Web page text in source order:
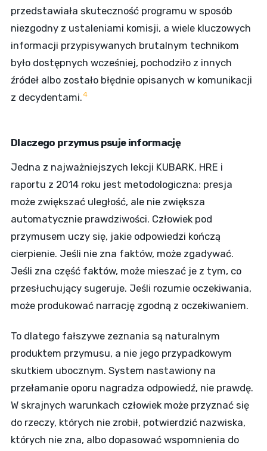
przedstawiała skuteczność programu w sposób
niezgodny z ustaleniami komisji, a wiele kluczowych
informacji przypisywanych brutalnym technikom
było dostępnych wcześniej, pochodziło z innych
źródeł albo zostało błędnie opisanych w komunikacji
z decydentami.4
Dlaczego przymus psuje informację
Jedna z najważniejszych lekcji KUBARK, HRE i
raportu z 2014 roku jest metodologiczna: presja
może zwiększać uległość, ale nie zwiększa
automatycznie prawdziwości. Człowiek pod
przymusem uczy się, jakie odpowiedzi kończą
cierpienie. Jeśli nie zna faktów, może zgadywać.
Jeśli zna część faktów, może mieszać je z tym, co
przesłuchujący sugeruje. Jeśli rozumie oczekiwania,
może produkować narrację zgodną z oczekiwaniem.
To dlatego fałszywe zeznania są naturalnym
produktem przymusu, a nie jego przypadkowym
skutkiem ubocznym. System nastawiony na
przełamanie oporu nagradza odpowiedź, nie prawdę.
W skrajnych warunkach człowiek może przyznać się
do rzeczy, których nie zrobił, potwierdzić nazwiska,
których nie zna, albo dopasować wspomnienia do